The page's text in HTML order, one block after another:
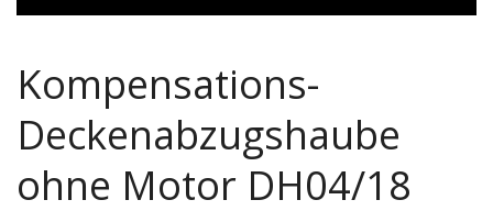
Kompensations-
Deckenabzugshaube
ohne Motor DH04/18